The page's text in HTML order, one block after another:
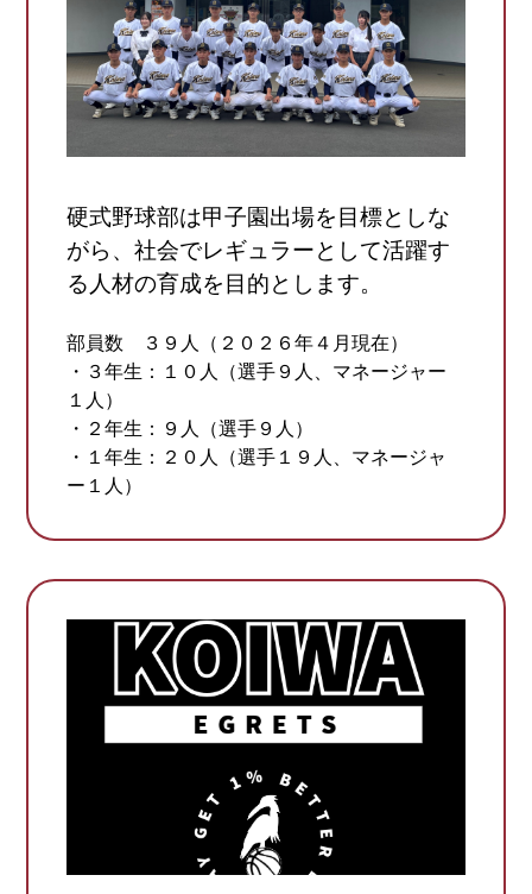
硬式野球部は甲子園出場を目標としな
がら、社会でレギュラーとして活躍す
る人材の育成を目的とします。
部員数 ３９人（２０２６年４月現在）
・３年生：１０人（選手９人、マネージャー
１人）
・２年生：９人（選手９人）
・１年生：２０人（選手１９人、マネージャ
ー１人）